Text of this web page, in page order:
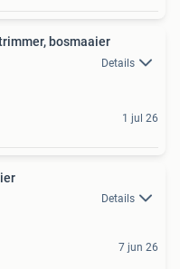
bosmaaier
Details
1 jul 26
Details
7 jun 26